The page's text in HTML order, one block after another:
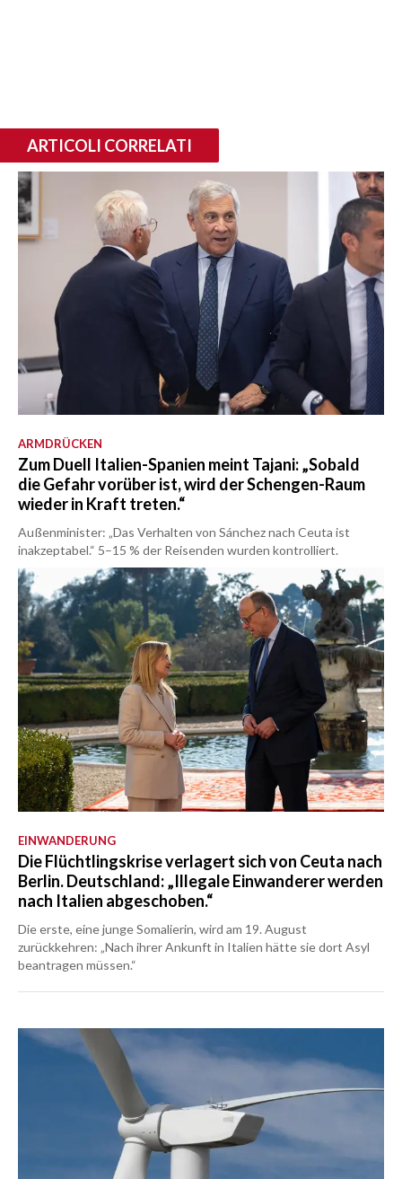
ARTICOLI CORRELATI
ARMDRÜCKEN
Zum Duell Italien-Spanien meint Tajani: „Sobald
die Gefahr vorüber ist, wird der Schengen-Raum
wieder in Kraft treten.“
Außenminister: „Das Verhalten von Sánchez nach Ceuta ist
inakzeptabel.“ 5–15 % der Reisenden wurden kontrolliert.
EINWANDERUNG
Die Flüchtlingskrise verlagert sich von Ceuta nach
Berlin. Deutschland: „Illegale Einwanderer werden
nach Italien abgeschoben.“
Die erste, eine junge Somalierin, wird am 19. August
zurückkehren: „Nach ihrer Ankunft in Italien hätte sie dort Asyl
beantragen müssen.“